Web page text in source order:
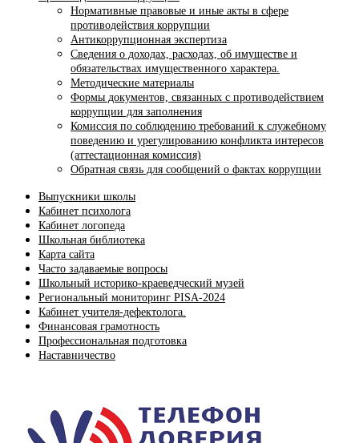
Нормативные правовые и иные акты в сфере
противодействия коррупции
Антикоррупционная экспертиза
Сведения о доходах, расходах, об имуществе и
обязательствах имущественного характера.
Методические материалы
Формы документов, связанных с противодействием
коррупции для заполнения
Комиссия по соблюдению требований к служебному
поведению и урегулированию конфликта интересов
(аттестационная комиссия)
Обратная связь для сообщений о фактах коррупции
Выпускники школы
Кабинет психолога
Кабинет логопеда
Школьная библиотека
Карта сайта
Часто задаваемые вопросы
Школьный историко-краеведческий музей
Региональный мониторинг PISA-2024
Кабинет учителя-дефектолога.
Финансовая грамотность
Профессиональная подготовка
Наставничество